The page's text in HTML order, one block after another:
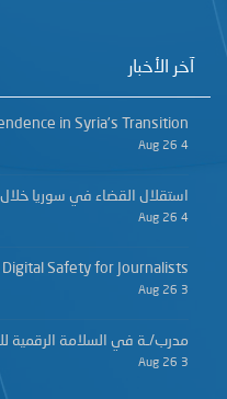
آخر الأخبار
in Syria’s Transition
4 Aug 26
استقلال القضاء في سوريا خلال
4 Aug 26
Safety for Journalists
3 Aug 26
مدرب/ـة في السلامة الرقمية
3 Aug 26